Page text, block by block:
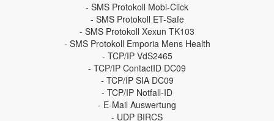
- SMS Protokoll Mobi-Click
- SMS Protokoll ET-Safe
- SMS Protokoll Xexun TK103
- SMS Protokoll Emporia Mens Health
- TCP/IP VdS2465
- TCP/IP ContactID DC09
- TCP/IP SIA DC09
- TCP/IP Notfall-ID
- E-Mail Auswertung
- UDP BIRCS